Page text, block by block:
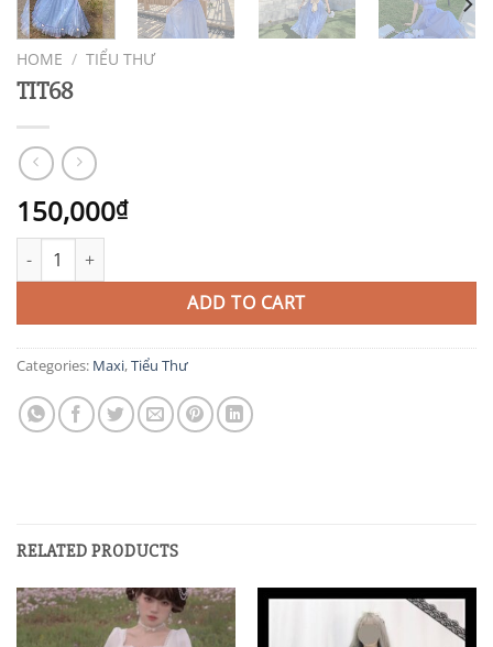
HOME / TIỂU THƯ
TIT68
150,000₫
TIT68 quantity
ADD TO CART
Categories: Maxi,Tiểu Thư
RELATED PRODUCTS